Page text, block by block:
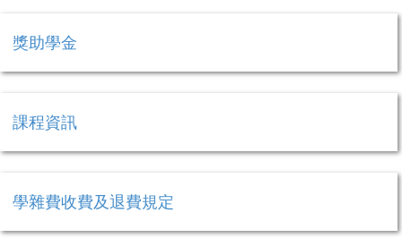
獎助學金
課程資訊
學雜費收費及退費規定